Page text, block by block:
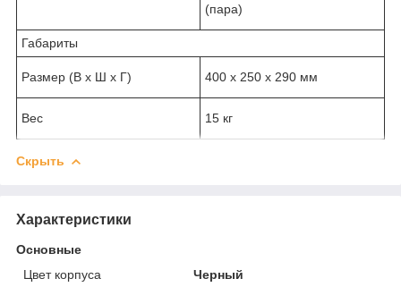
(пара)
Габариты
Размер (В х Ш х Г) 400 х 250 х 290 мм
Вес 15 кг
Скрыть
Характеристики
Основные
Цвет корпуса
Черный